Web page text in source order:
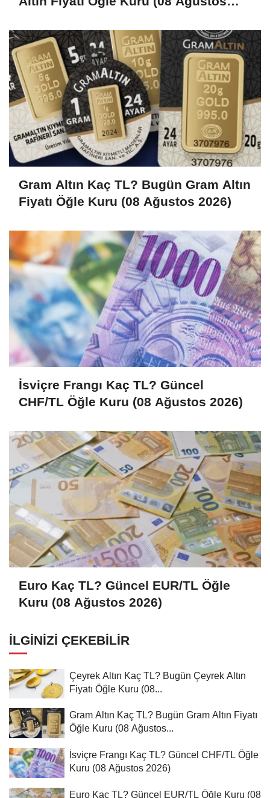
Gram Altın Kaç TL? Bugün Gram Altın
Fiyatı Öğle Kuru (08 Ağustos 2026)
İsviçre Frangı Kaç TL? Güncel
CHF/TL Öğle Kuru (08 Ağustos 2026)
Euro Kaç TL? Güncel EUR/TL Öğle
Kuru (08 Ağustos 2026)
İLGINIZI ÇEKEBILIR
Çeyrek Altın Kaç TL? Bugün Çeyrek Altın
Fiyatı Öğle Kuru (08...
Gram Altın Kaç TL? Bugün Gram Altın Fiyatı
Öğle Kuru (08 Ağustos...
İsviçre Frangı Kaç TL? Güncel CHF/TL Öğle
Kuru (08 Ağustos 2026)
Euro Kaç TL? Güncel EUR/TL Öğle Kuru (08